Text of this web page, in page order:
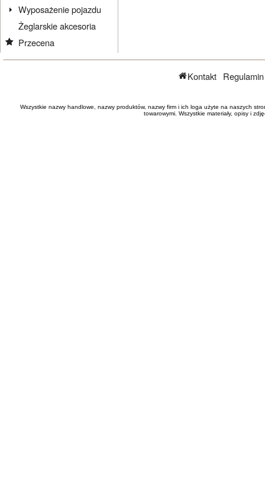
Wyposażenie pojazdu
Żeglarskie akcesoria
Przecena
Kontakt
Wszystkie nazwy handlowe, nazwy produktów, nazwy firm i ich loga użyte na naszych
towarowymi. Wszystkie materiały, opisy i